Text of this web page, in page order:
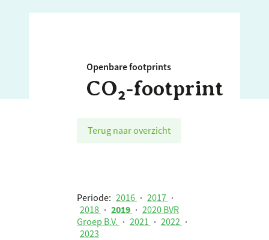
Openbare footprints
CO₂‑footprint
Terug naar overzicht
Periode: 2016 · 2017 ·
2018 · 2019 · 2020 BVR
Groep B.V. · 2021 · 2022 ·
2023